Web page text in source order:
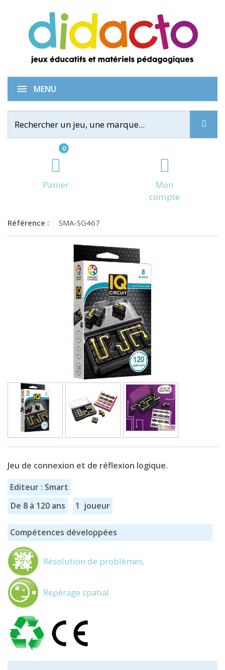
0
Panier
Mon
compte
MENU
IQ Circuit
Référence : SMA-SG467
Jeu de connexion et de réflexion logique.
Editeur : Smart
De 8 à 120 ans
1 joueur
Compétences développées
Résolution de problèmes,
Repérage spatial